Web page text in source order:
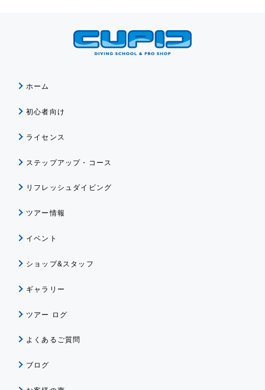
ホーム
初心者向け
ライセンス
ステップアップ・コース
リフレッシュダイビング
ツアー情報
イベント
ショップ&スタッフ
ギャラリー
ツアー ログ
よくあるご質問
ブログ